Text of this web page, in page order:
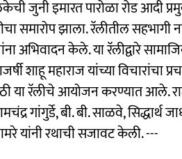
जुनी इमारत पारोळा रोड आदी
समारोप झाला. रॅलीतील सहभागी
अभिवादन केले. या रॅलीद्वारे
शाहू महाराज यांच्या विचारांचा
या रॅलीचे आयोजन करण्यात आले.
गांगुर्डे, बी. बी. साळवे,
यांनी रथाची सजावट केली. ---